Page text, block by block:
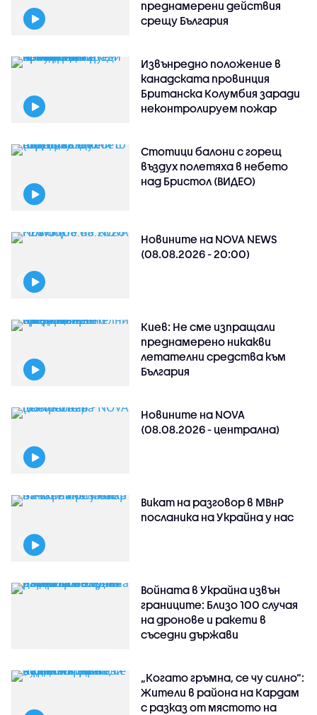
преднамерени действия
срещу България
Извънредно положение в
канадската провинция
Британска Колумбия заради
неконтролируем пожар
Стотици балони с горещ
въздух полетяха в небето
над Бристол (ВИДЕО)
Новините на NOVA NEWS
(08.08.2026 - 20:00)
Киев: Не сме изпращали
преднамерено никакви
летателни средства към
България
Новините на NOVA
(08.08.2026 - централна)
Викат на разговор в МВнР
посланика на Украйна у нас
Войната в Украйна извън
границите: Близо 100 случая
на дронове и ракети в
съседни държави
„Когато гръмна, се чу силно“:
Жители в района на Кардам
с разказ от мястото на